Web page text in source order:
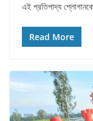
এই প্রতিপাদ্য শ্লোগানকে
Read More